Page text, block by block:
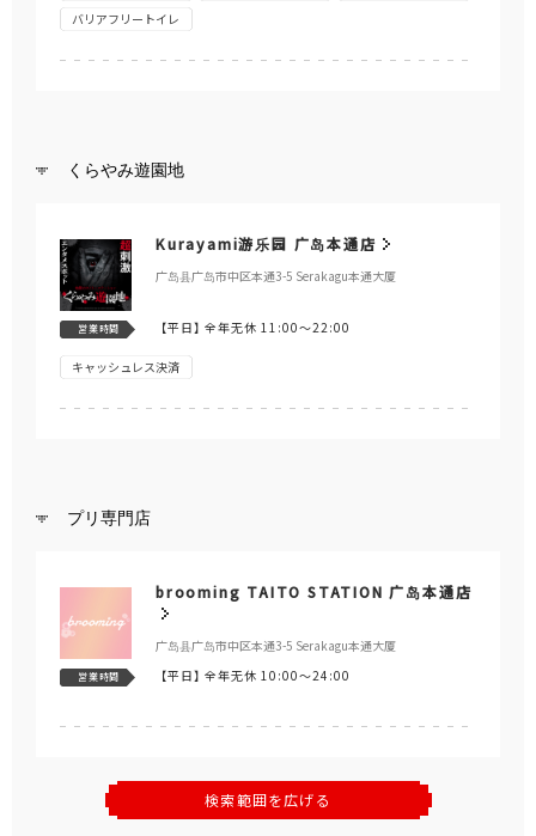
バリアフリートイレ
くらやみ遊園地
Kurayami游乐园 广岛本通店
广岛县广岛市中区本通3-5 Serakagu本通大厦
営業時間 【平日】全年无休 11:00～22:00
キャッシュレス決済
プリ専門店
brooming TAITO STATION 广岛本通店
广岛县广岛市中区本通3-5 Serakagu本通大厦
営業時間 【平日】全年无休 10:00～24:00
検索範囲を広げる